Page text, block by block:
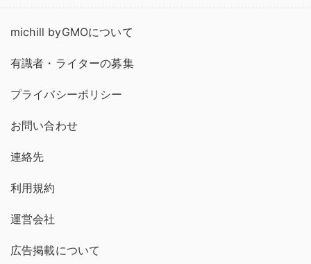
michill byGMOについて
有識者・ライターの募集
プライバシーポリシー
お問い合わせ
連絡先
利用規約
運営会社
広告掲載について